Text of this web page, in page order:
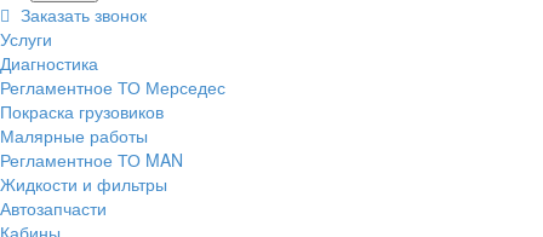
Заказать звонок
Услуги
Диагностика
Регламентное ТО Мерседес
Покраска грузовиков
Малярные работы
Регламентное ТО MAN
Жидкости и фильтры
Автозапчасти
Кабины